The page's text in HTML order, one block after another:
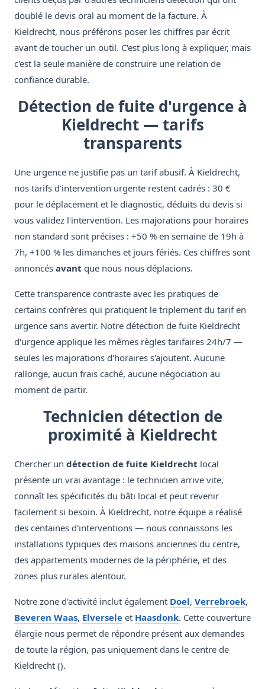
doublé le devis oral au moment de la facture. À
Kieldrecht, nous préférons poser les chiffres par écrit
avant de toucher un outil. C'est plus long à expliquer, mais
c'est la seule manière de construire une relation de
confiance durable.
Détection de fuite d'urgence à
Kieldrecht — tarifs
transparents
Une urgence ne justifie pas un tarif abusif. À Kieldrecht,
nos tarifs d'intervention urgente restent cadrés : 30 €
pour le déplacement et le diagnostic, déduits du devis si
vous validez l'intervention. Les majorations pour horaires
non standard sont précises : +50 % en semaine de 19h à
7h, +100 % les dimanches et jours fériés. Ces chiffres sont
annoncés avant que nous nous déplacions.
Cette transparence contraste avec les pratiques de
certains confrères qui pratiquent le triplement du tarif en
urgence sans avertir. Notre détection de fuite Kieldrecht
d'urgence applique les mêmes règles tarifaires 24h/7 —
seules les majorations d'horaires s'ajoutent. Aucune
rallonge, aucun frais caché, aucune négociation au
moment de partir.
Technicien détection de
proximité à Kieldrecht
Chercher un détection de fuite Kieldrecht local
présente un vrai avantage : le technicien arrive vite,
connaît les spécificités du bâti local et peut revenir
facilement si besoin. À Kieldrecht, notre équipe a réalisé
des centaines d'interventions — nous connaissons les
installations typiques des maisons anciennes du centre,
des appartements modernes de la périphérie, et des
zones plus rurales alentour.
Notre zone d'activité inclut également Doel, Verrebroek,
Beveren Waas, Elversele et Haasdonk. Cette couverture
élargie nous permet de répondre présent aux demandes
de toute la région, pas uniquement dans le centre de
Kieldrecht ().